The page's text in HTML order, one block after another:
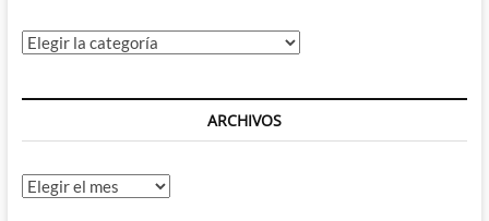
Categorías
ARCHIVOS
Archivos